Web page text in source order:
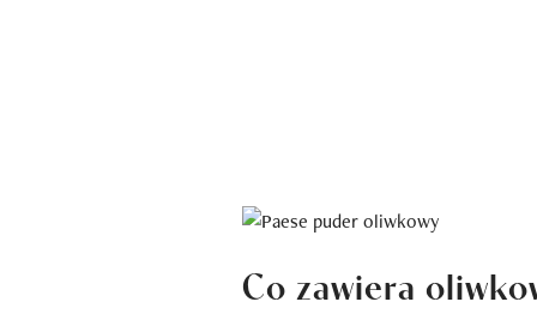
Co zawiera